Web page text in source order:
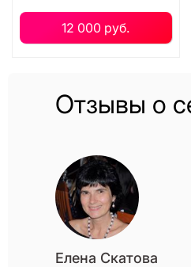
12 000 руб.
Отзывы о
Елена Скатова